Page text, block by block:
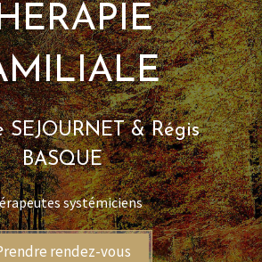
& Régis
BASQUE
systémiciens
rendez-vous